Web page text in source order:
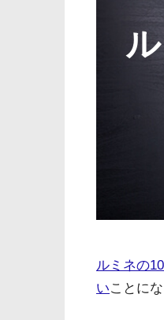
ルミネの
いことに